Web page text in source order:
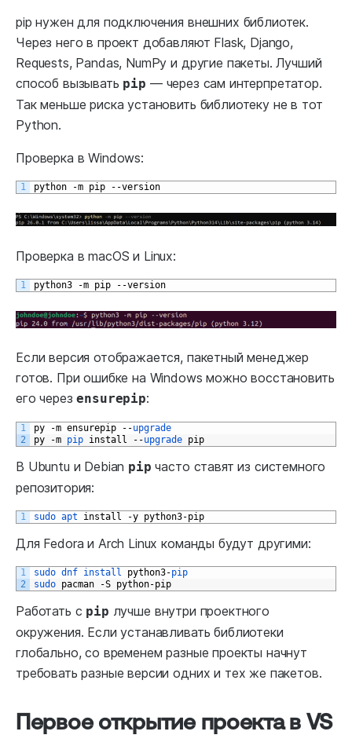
pip нужен для подключения внешних библиотек.
Через него в проект добавляют Flask, Django,
Requests, Pandas, NumPy и другие пакеты. Лучший
способ вызывать pip — через сам интерпретатор.
Так меньше риска установить библиотеку не в тот
Python.
Проверка в Windows:
1 python -m pip --version
Проверка в macOS и Linux:
1 python3 -m pip --version
Если версия отображается, пакетный менеджер
готов. При ошибке на Windows можно восстановить
его черезensurepip:
1
2
py -m ensurepip --upgrade
py
-m pip install --upgrade pip
В Ubuntu и Debian pip часто ставят из системного
репозитория:
1 sudo apt install -y python3-pip
Для Fedora и Arch Linux команды будут другими:
1
2
sudo dnf install python3-pip
sudo pacman -S python-pip
Работать с pip лучше внутри проектного
окружения. Если устанавливать библиотеки
глобально, со временем разные проекты начнут
требовать разные версии одних и тех же пакетов.
Первое открытие проекта в VS